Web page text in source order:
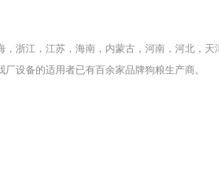
，浙江，江苏，海南，内蒙古，河南，河北，
厂设备的适用者已有百余家品牌狗粮生产商。